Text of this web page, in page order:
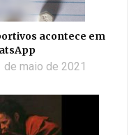
acontece em
de maio de 2021